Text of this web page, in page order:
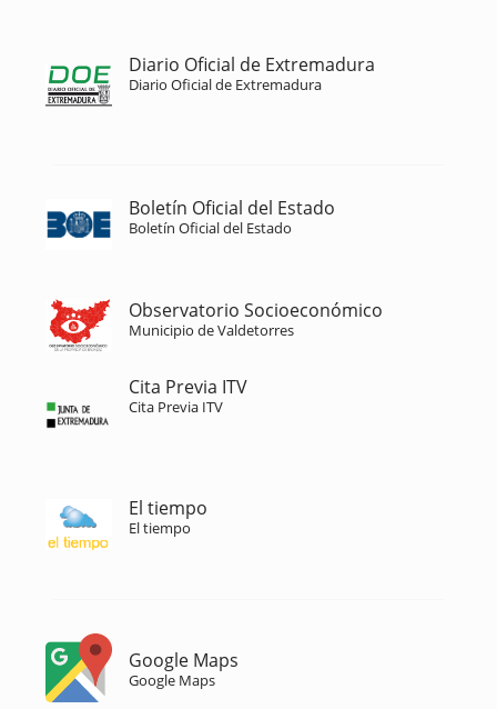
Diario Oficial de Extremadura
Diario Oficial de Extremadura
Boletín Oficial del Estado
Boletín Oficial del Estado
Observatorio Socioeconómico
Municipio de Valdetorres
Cita Previa ITV
Cita Previa ITV
El tiempo
El tiempo
Google Maps
Google Maps